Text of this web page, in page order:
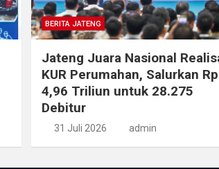
BERITA JATENG
Jateng Juara Nasional
KUR Perumahan, Salurkan Rp
4,96 Triliun untuk 28.275
Debitur
31 Juli 2026 admin